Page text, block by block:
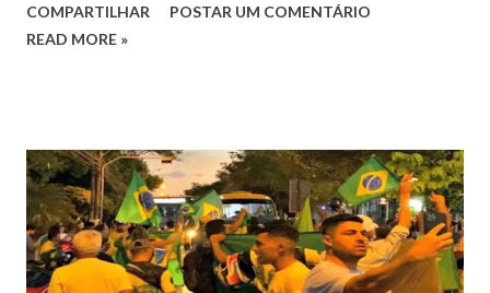
constante. As descargas intempestivas derivadas de
momentos de plena inquietação repercute no corpo e na
COMPARTILHAR
POSTAR UM COMENTÁRIO
READ MORE »